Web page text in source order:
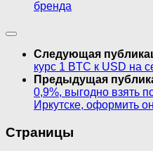
бренда
Следующая
курс 1 BTC к USD на
Предыдущая
0,9%, выгодно взять
Иркутске, оформить
Страницы